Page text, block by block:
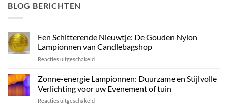
BLOG BERICHTEN
Een Schitterende Nieuwtje: De Gouden Nylon
Lampionnen van Candlebagshop
Reacties uitgeschakeldvoor
Schitterende
Nieuwtje:
De
Gouden
Zonne-energie Lampionnen: Duurzame en Stijlvolle
Verlichting voor uw Evenement of tuin
Reacties uitgeschakeldvoor